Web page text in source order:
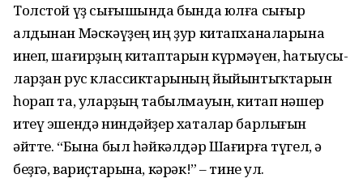
Толстой үҙ сығышында бында юлға сығыр
алдынан Мәскәүҙең иң ҙур китапханаларына
инеп, шағир­ҙың китаптарын күрмәүен, һатыусы­
ларҙан рус классиктарының йыйынтыҡтарын
һорап та, уларҙың табылмауын, китап нәшер
итеү эшендә ниндәйҙер хаталар барлығын
әйтте. “Бына был һәйкәлдәр Шағирға түгел, ә
беҙгә, вариҫтарына, кәрәк!” – тине ул.